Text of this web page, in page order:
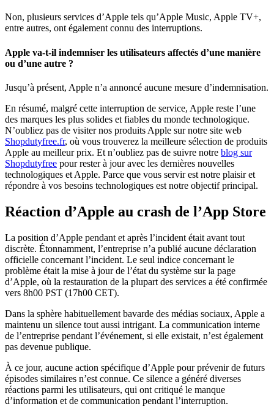
Non, plusieurs services d’Apple tels qu’Apple Music, Apple TV+,
entre autres, ont également connu des interruptions.
Apple va-t-il indemniser les utilisateurs affectés d’une manière
ou d’une autre ?
Jusqu’à présent, Apple n’a annoncé aucune mesure d’indemnisation.
En résumé, malgré cette interruption de service, Apple reste l’une
des marques les plus solides et fiables du monde technologique.
N’oubliez pas de visiter nos produits Apple sur notre site web
Shopdutyfree.fr, où vous trouverez la meilleure sélection de produits
Apple au meilleur prix. Et n’oubliez pas de suivre notre blog sur
Shopdutyfree pour rester à jour avec les dernières nouvelles
technologiques et Apple. Parce que vous servir est notre plaisir et
répondre à vos besoins technologiques est notre objectif principal.
Réaction d’Apple au crash de l’App Store
La position d’Apple pendant et après l’incident était avant tout
discrète. Étonnamment, l’entreprise n’a publié aucune déclaration
officielle concernant l’incident. Le seul indice concernant le
problème était la mise à jour de l’état du système sur la page
d’Apple, où la restauration de la plupart des services a été confirmée
vers 8h00 PST (17h00 CET).
Dans la sphère habituellement bavarde des médias sociaux, Apple a
maintenu un silence tout aussi intrigant. La communication interne
de l’entreprise pendant l’événement, si elle existait, n’est également
pas devenue publique.
À ce jour, aucune action spécifique d’Apple pour prévenir de futurs
épisodes similaires n’est connue. Ce silence a généré diverses
réactions parmi les utilisateurs, qui ont critiqué le manque
d’information et de communication pendant l’interruption.